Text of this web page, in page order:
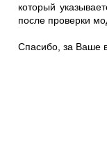
который
после проверки
Спасибо, за Ваше